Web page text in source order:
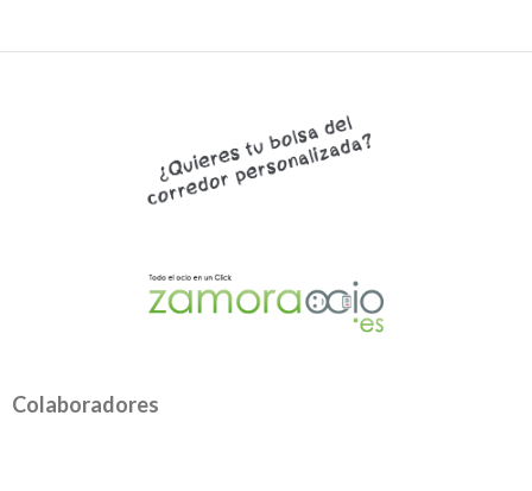
Colaboradores